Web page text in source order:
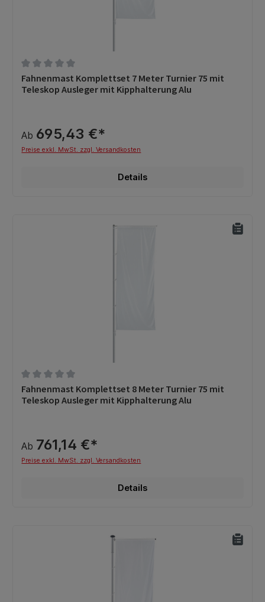
Durchschnittliche Bewertung von 0 von 5 Sternen
Fahnenmast Komplettset 7 Meter Turnier 75 mit
Teleskop Ausleger mit Kipphalterung Alu
Ab 695,43 €*
Preise exkl. MwSt. zzgl. Versandkosten
Details
Durchschnittliche Bewertung von 0 von 5 Sternen
Fahnenmast Komplettset 8 Meter Turnier 75 mit
Teleskop Ausleger mit Kipphalterung Alu
Ab 761,14 €*
Preise exkl. MwSt. zzgl. Versandkosten
Details